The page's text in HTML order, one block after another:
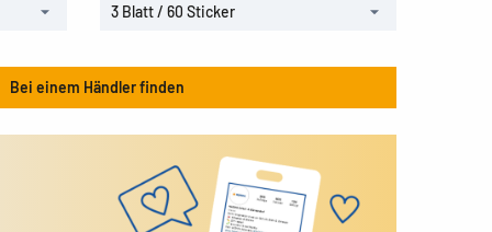
3 Blatt / 60 Sticker
Bei einem Händler finden